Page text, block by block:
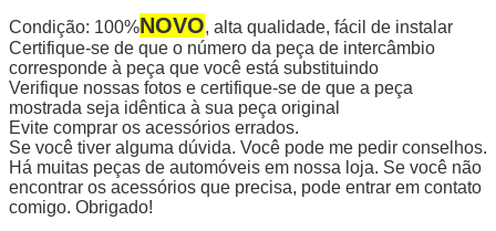
Condição: 100%NOVO, alta qualidade, fácil de instalar
Certifique-se de que o número da peça de intercâmbio
corresponde à peça que você está substituindo
Verifique nossas fotos e certifique-se de que a peça
mostrada seja idêntica à sua peça original
Evite comprar os acessórios errados.
Se você tiver alguma dúvida. Você pode me pedir conselhos.
Há muitas peças de automóveis em nossa loja. Se você não
encontrar os acessórios que precisa, pode entrar em contato
comigo. Obrigado!